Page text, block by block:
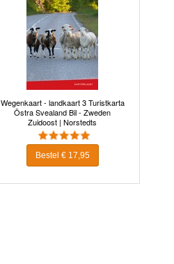
Wegenkaart - landkaart 3 Turistkarta
Östra Svealand Bil - Zweden
Zuidoost | Norstedts
Bestel € 17,95